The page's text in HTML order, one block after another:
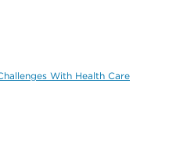
With Health Care